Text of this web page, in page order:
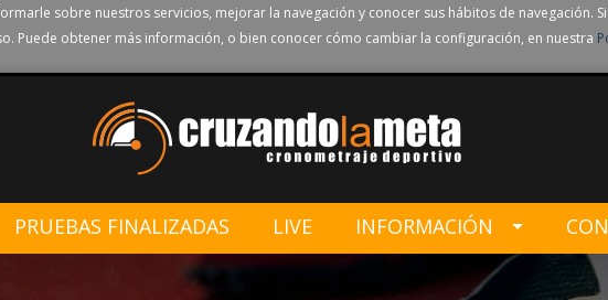
sobre nuestros servicios, mejorar la navegación y conocer sus hábitos de navegación.
Puede obtener más información, o bien conocer cómo cambiar la configuración, en nuestra
PRUEBAS FINALIZADAS LIVE INFORMACIÓN